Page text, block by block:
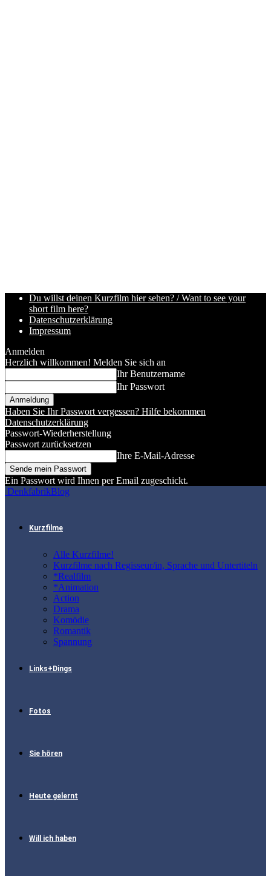
Du willst deinen Kurzfilm hier sehen? / Want to see your
short film here?
Datenschutzerklärung
Impressum
Anmelden
Herzlich willkommen! Melden Sie sich an
Ihr Benutzername
Ihr Passwort
Haben Sie Ihr Passwort vergessen? Hilfe bekommen
Datenschutzerklärung
Passwort-Wiederherstellung
Passwort zurücksetzen
Ihre E-Mail-Adresse
Ein Passwort wird Ihnen per Email zugeschickt.
DenkfabrikBlog
Kurzfilme
Alle Kurzfilme!
Kurzfilme nach Regisseur/in, Sprache und Untertiteln
*Realfilm
*Animation
Action
Drama
Komödie
Romantik
Spannung
Links+Dings
Fotos
Sie hören
Heute gelernt
Will ich haben